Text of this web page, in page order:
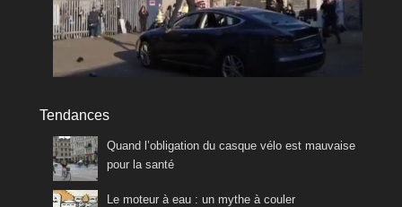
Tendances
Quand l’obligation du casque vélo est mauvaise
pour la santé
Le moteur à eau : un mythe à couler